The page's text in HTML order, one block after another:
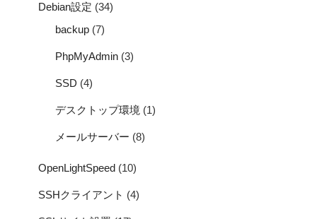
Debian設定 (34)
backup (7)
PhpMyAdmin (3)
SSD (4)
デスクトップ環境 (1)
メールサーバー (8)
OpenLightSpeed (10)
SSHクライアント (4)